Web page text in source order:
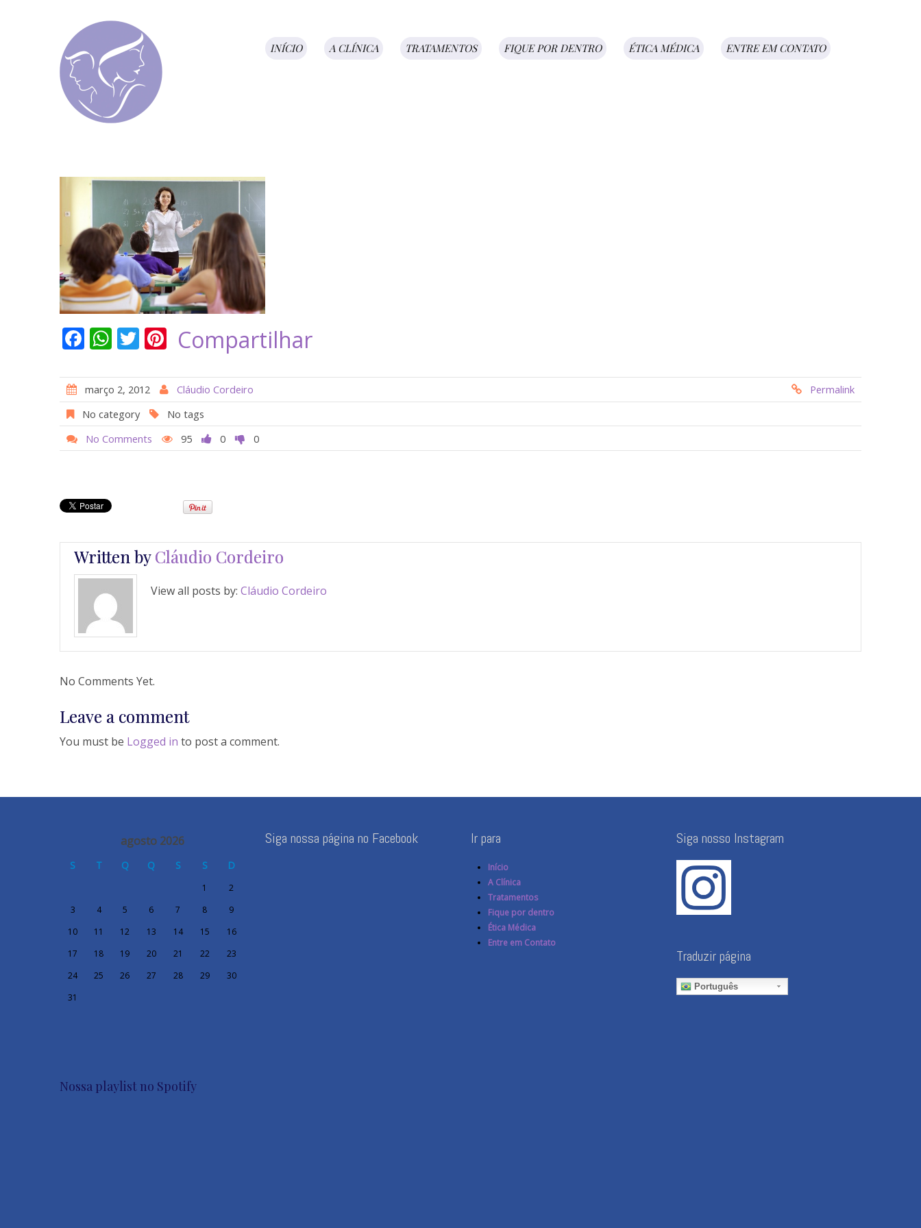
INÍCIO A CLÍNICA TRATAMENTOS FIQUE POR DENTRO ÉTICA MÉDICA ENTRE EM CONTATO
F
e
b
o
o
W
at
s
A
p
T
itt
er
Pi
er
e
st
Compartilhar
março 2, 2012 Cláudio Cordeiro
Permalink
No category
No tags
No Comments
95 0 0
Written byCláudio Cordeiro
View all posts by: Cláudio Cordeiro
No Comments Yet.
Leave a comment
You must be Logged in to post a comment.
agosto 2026
S T Q Q S S D
1
2
3
4 5 6 7 8
9
10
11 12 13 14 15
16
17
18 19 20 21 22
23
24
25 26 27 28 29
30
31
Siga nossa página no Facebook Ir para
Início
A Clínica
Tratamentos
Fique por dentro
Ética Médica
Entre em Contato
Siga nosso Instagram
Traduzir página
Português
Nossa playlist no Spotify